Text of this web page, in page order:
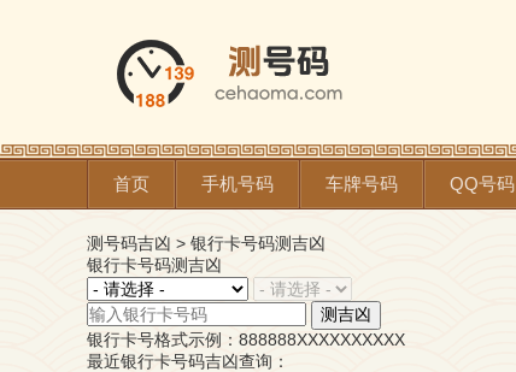
首页 手机号码 车牌号码 QQ号码
测号码吉凶 > 银行卡号码测吉凶
银行卡号码测吉凶
测吉凶
银行卡号格式示例：888888XXXXXXXXXX
最近银行卡号码吉凶查询：